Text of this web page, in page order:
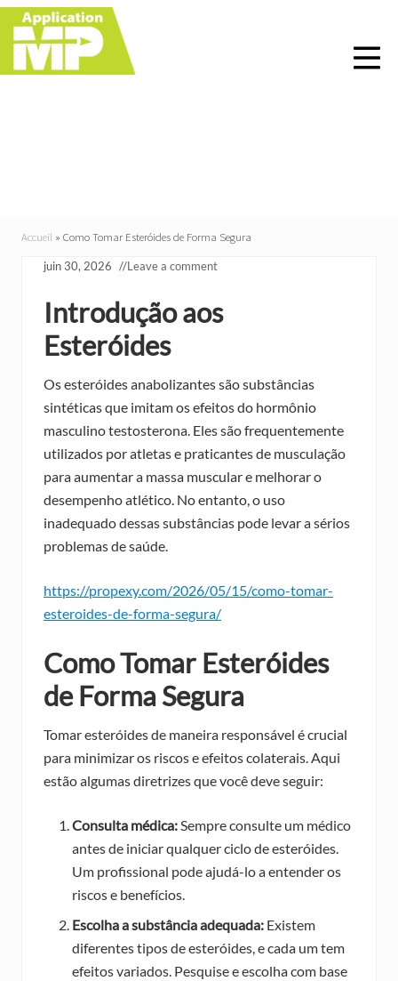
Menu
Skip
right
header
Skip
main
content
Skip
primary
sidebar
Skip
footer
Accueil » Como Tomar Esteróides de Forma Segura
juin 30, 2026 //Leave a comment
Introdução aos
Esteróides
Os esteróides anabolizantes são substâncias
sintéticas que imitam os efeitos do hormônio
masculino testosterona. Eles são frequentemente
utilizados por atletas e praticantes de musculação
para aumentar a massa muscular e melhorar o
desempenho atlético. No entanto, o uso
inadequado dessas substâncias pode levar a sérios
problemas de saúde.
https://propexy.com/2026/05/15/como-tomar-
esteroides-de-forma-segura/
Como Tomar Esteróides
de Forma Segura
Tomar esteróides de maneira responsável é crucial
para minimizar os riscos e efeitos colaterais. Aqui
estão algumas diretrizes que você deve seguir:
Consulta médica:Sempre consulte um médico
antes de iniciar qualquer ciclo de esteróides.
Um profissional pode ajudá-lo a entender os
riscos e benefícios.
Escolha a substância adequada: Existem
diferentes tipos de esteróides, e cada um tem
efeitos variados. Pesquise e escolha com base